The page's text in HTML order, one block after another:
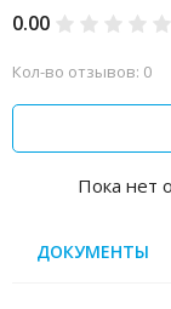
0.00
Кол-во отзывов: 0
Пока нет
ДОКУМЕНТЫ